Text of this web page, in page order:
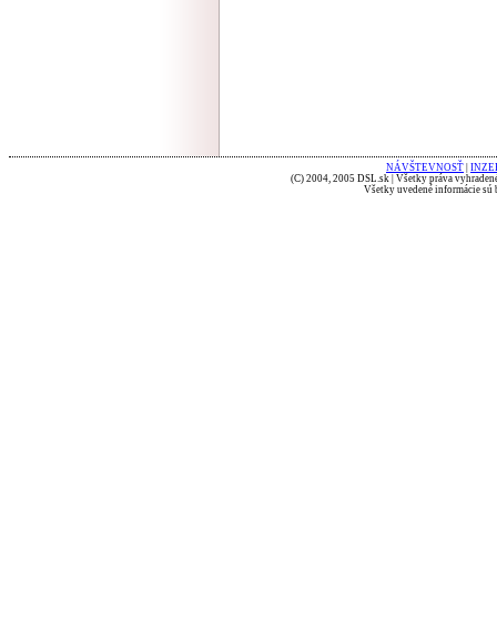
NÁVŠTEVNOSŤ
(C) 2004, 2005 DSL.sk | Všetky práva
Všetky uvedené informácie sú